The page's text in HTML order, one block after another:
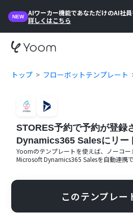
NEW
AIワーカー機能であなただけのAI社員
詳しくはこちら
トップ フローボットテンプレート
STORES予約で予約が登
Dynamics365 Salesにリー
Yoomのテンプレートを使えば、ノーコー
Microsoft Dynamics365 Salesを自動連携
このテンプレー